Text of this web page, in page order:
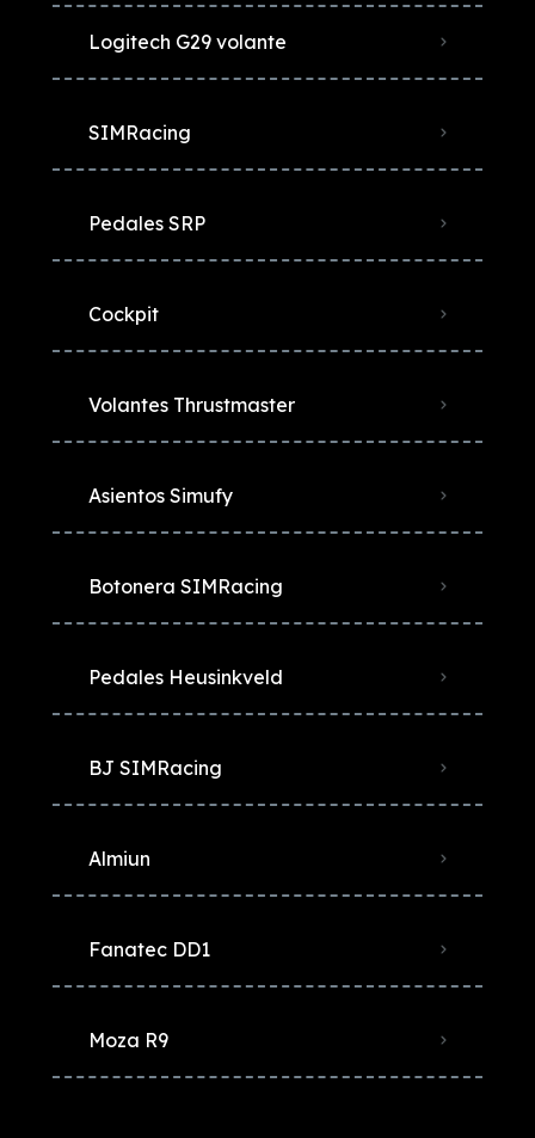
Logitech G29 volante
SIMRacing
Pedales SRP
Cockpit
Volantes Thrustmaster
Asientos Simufy
Botonera SIMRacing
Pedales Heusinkveld
BJ SIMRacing
Almiun
Fanatec DD1
Moza R9